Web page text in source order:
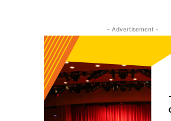
- Advertisement -